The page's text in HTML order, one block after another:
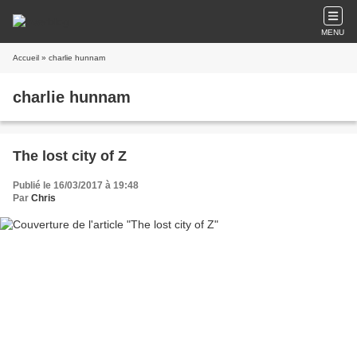
MENU
Accueil » charlie hunnam
charlie hunnam
The lost city of Z
Publié le 16/03/2017 à 19:48
Par Chris